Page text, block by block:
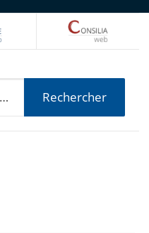
ARIANEWEB
Rechercher